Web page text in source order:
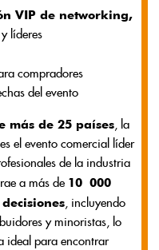
VIP de networking,
líderes
compradores
del evento
más de 25 países, la
el evento comercial líder
de la industria
a más de 10 000
, incluyendo
y minoristas, lo
ideal para encontrar